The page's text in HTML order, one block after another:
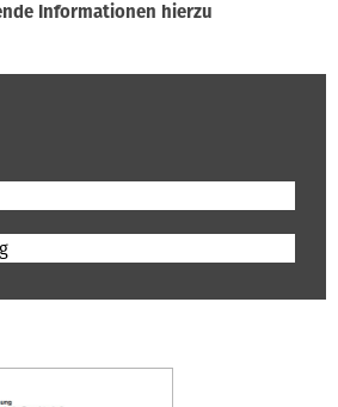
Informationen hierzu